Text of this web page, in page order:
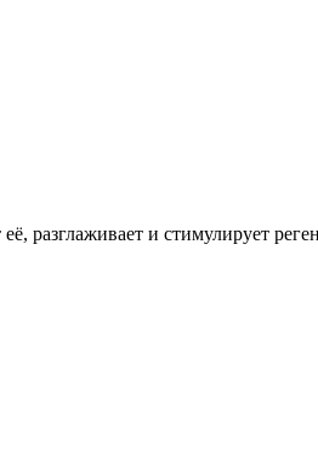
разглаживает и стимулирует